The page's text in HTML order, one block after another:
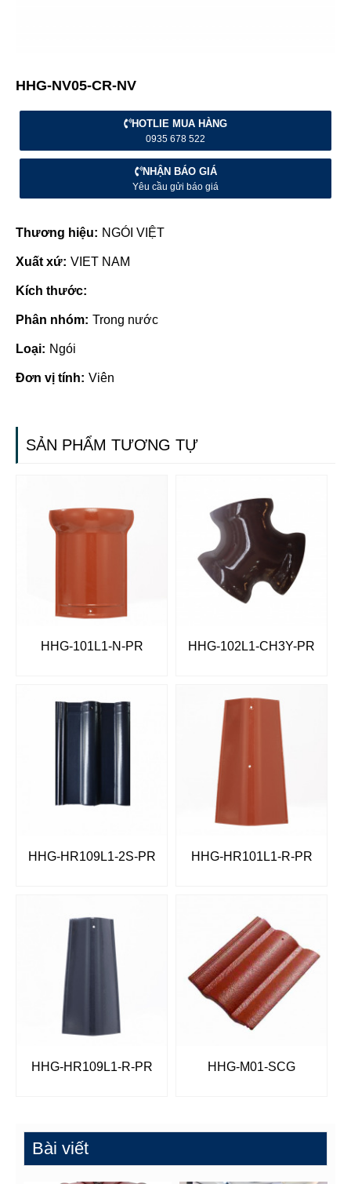
HHG-NV05-CR-NV
HOTLIE MUA HÀNG
0935 678 522
NHẬN BÁO GIÁ
Yêu cầu gửi báo giá
Thương hiệu: NGÓI VIỆT
Xuất xứ: VIET NAM
Kích thước:
Phân nhóm: Trong nước
Loại: Ngói
Đơn vị tính: Viên
SẢN PHẨM TƯƠNG TỰ
HHG-101L1-N-PR HHG-102L1-CH3Y-PR
HHG-HR109L1-2S-PR HHG-HR101L1-R-PR
HHG-HR109L1-R-PR HHG-M01-SCG
Bài viết